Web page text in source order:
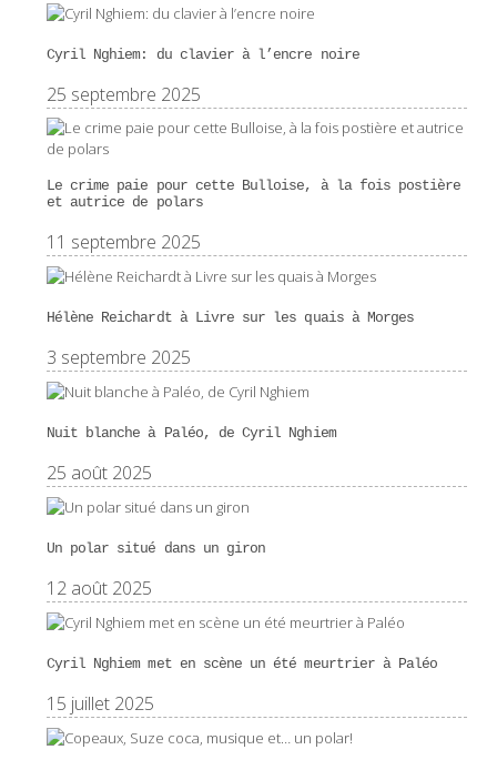
Cyril Nghiem: du clavier à l’encre noire
25 septembre 2025
Le crime paie pour cette Bulloise, à la fois postière
et autrice de polars
11 septembre 2025
Hélène Reichardt à Livre sur les quais à Morges
3 septembre 2025
Nuit blanche à Paléo, de Cyril Nghiem
25 août 2025
Un polar situé dans un giron
12 août 2025
Cyril Nghiem met en scène un été meurtrier à Paléo
15 juillet 2025